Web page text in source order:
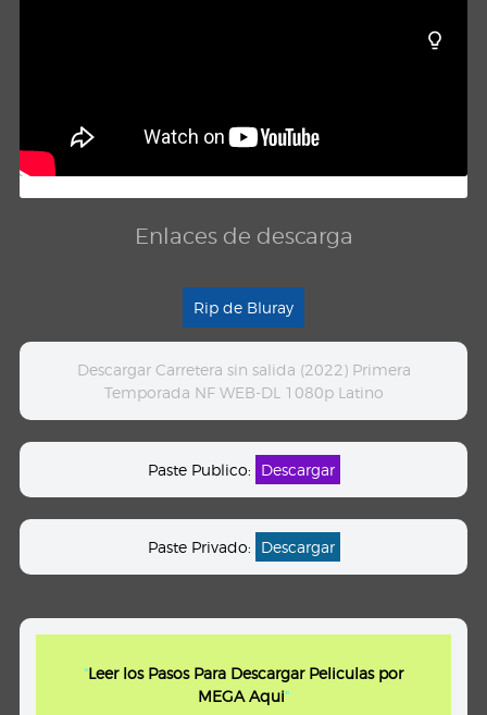
Enlaces de descarga
Rip de Bluray
Descargar Carretera sin salida (2022) Primera
Temporada NF WEB-DL 1080p Latino
Paste Publico: Descargar
Paste Privado: Descargar
"Leer los Pasos Para Descargar Peliculas por
MEGA Aqui"